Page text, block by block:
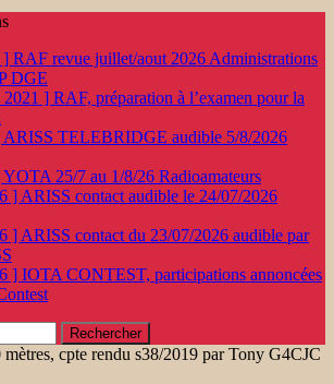
] RAF revue juillet/aout 2026 Administrations
DGE
2021 ] RAF, préparation à l’examen pour la
ARISS TELEBRIDGE audible 5/8/2026
YOTA 25/7 au 1/8/26 Radioamateurs
] ARISS contact audible le 24/07/2026
] ARISS contact du 23/07/2026 audible par
] IOTA CONTEST, participations annoncées
mètres, cpte rendu s38/2019 par Tony G4CJC